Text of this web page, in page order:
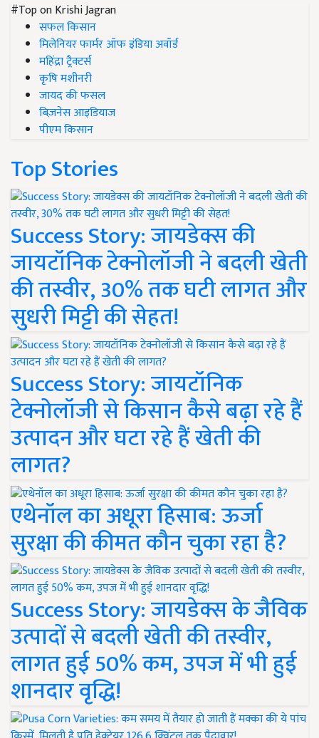
#Top on Krishi Jagran
सफल किसान
मिलेनियर फार्मर ऑफ इंडिया अवॉर्ड
महिंद्रा ट्रैक्टर्स
कृषि मशीनरी
जायद की फसल
बिज़नेस आइडियाज
पीएम किसान
Top Stories
Success Story: जायडेक्स की
जायटॉनिक टेक्नोलॉजी ने बदली खेती
की तस्वीर, 30% तक घटी लागत और
सुधरी मिट्टी की सेहत!
Success Story: जायटॉनिक
टेक्नोलॉजी से किसान कैसे बढ़ा रहे हैं
उत्पादन और घटा रहे हैं खेती की
लागत?
एथेनॉल का अधूरा हिसाब: ऊर्जा
सुरक्षा की कीमत कौन चुका रहा है?
Success Story: जायडेक्स के जैविक
उत्पादों से बदली खेती की तस्वीर,
लागत हुई 50% कम, उपज में भी हुई
शानदार वृद्धि!